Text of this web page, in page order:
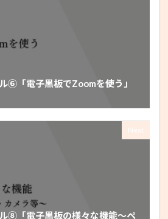
⑥「電子黒板でZoomを使う」
Next
⑧「電子黒板の様々な機能～ペ